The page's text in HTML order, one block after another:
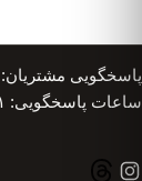
پاسخگویی مشتریان:
ساعات پاسخگویی: ۱۱ الی ۲۱ (روزهای غیر تعطیل)